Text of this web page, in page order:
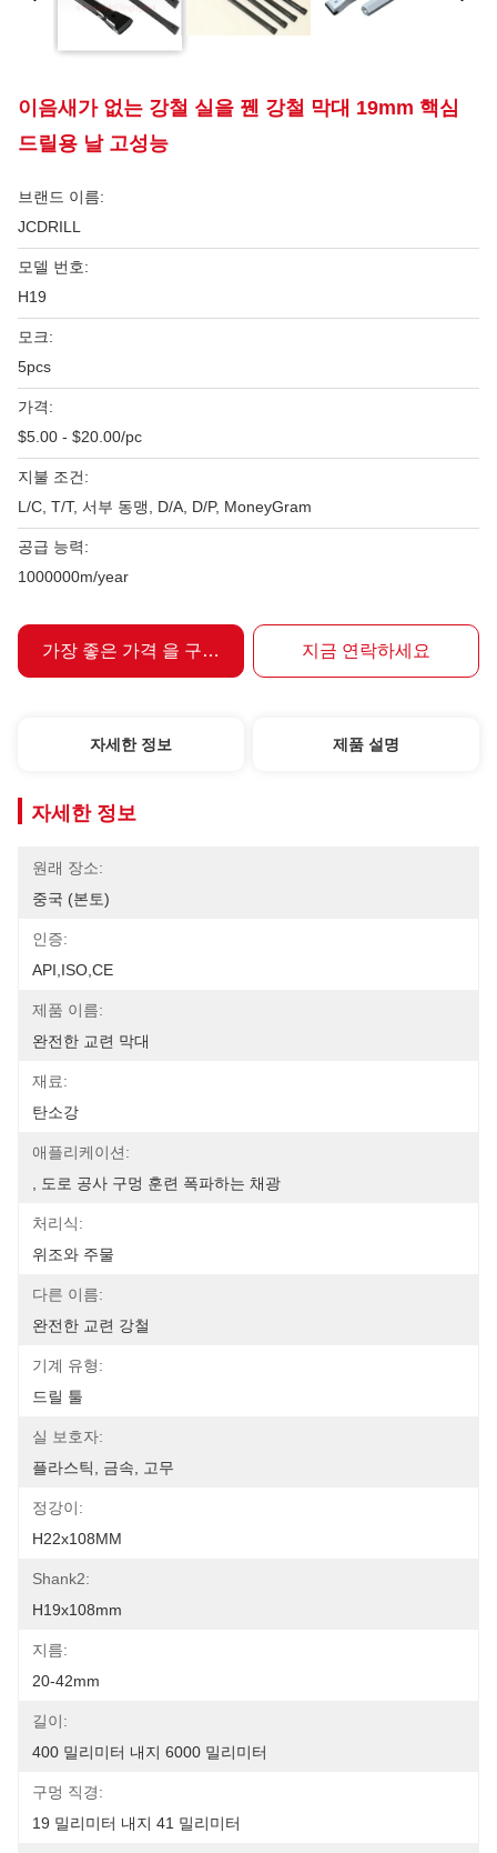
이음새가 없는 강철 실을 꿴 강철 막대 19mm 핵심
드릴용 날 고성능
브랜드 이름:
JCDRILL
모델 번호:
H19
모크:
5pcs
가격:
$5.00 - $20.00/pc
지불 조건:
L/C, T/T, 서부 동맹, D/A, D/P, MoneyGram
공급 능력:
1000000m/year
가장 좋은 가격 을 구하라 지금 연락하세요
자세한 정보 제품 설명
자세한 정보
원래 장소:
중국 (본토)
인증:
API,ISO,CE
제품 이름:
완전한 교련 막대
재료:
탄소강
애플리케이션:
, 도로 공사 구멍 훈련 폭파하는 채광
처리식:
위조와 주물
다른 이름:
완전한 교련 강철
기계 유형:
드릴 툴
실 보호자:
플라스틱, 금속, 고무
정강이:
H22x108MM
Shank2:
H19x108mm
지름:
20-42mm
길이:
400 밀리미터 내지 6000 밀리미터
구멍 직경:
19 밀리미터 내지 41 밀리미터